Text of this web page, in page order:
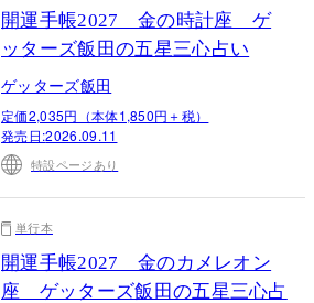
開運手帳2027 金の時計座 ゲ
ッターズ飯田の五星三心占い
ゲッターズ飯田
定価2,035円（本体1,850円＋税）
発売日:2026.09.11
特設ページあり
単行本
開運手帳2027 金のカメレオン
座 ゲッターズ飯田の五星三心占